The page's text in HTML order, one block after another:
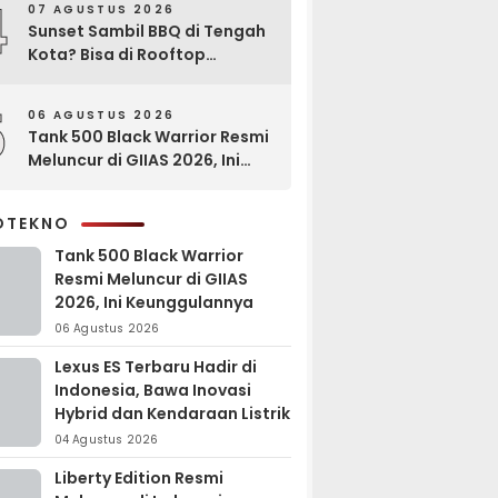
07 AGUSTUS 2026
Sunset Sambil BBQ di Tengah
Kota? Bisa di Rooftop
06 AGUSTUS 2026
Tank 500 Black Warrior Resmi
Meluncur di GIIAS 2026, Ini
Tank 500 Black Warrior
Resmi Meluncur di GIIAS
2026, Ini Keunggulannya
06 Agustus 2026
Lexus ES Terbaru Hadir di
Indonesia, Bawa Inovasi
Hybrid dan Kendaraan Listrik
04 Agustus 2026
Liberty Edition Resmi